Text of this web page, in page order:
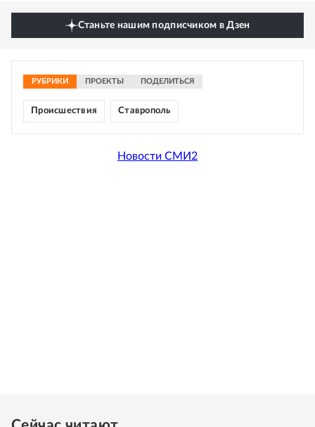
Станьте нашим подписчиком в Дзен
РУБРИКИ ПРОЕКТЫ ПОДЕЛИТЬСЯ
Происшествия Ставрополь
Новости СМИ2